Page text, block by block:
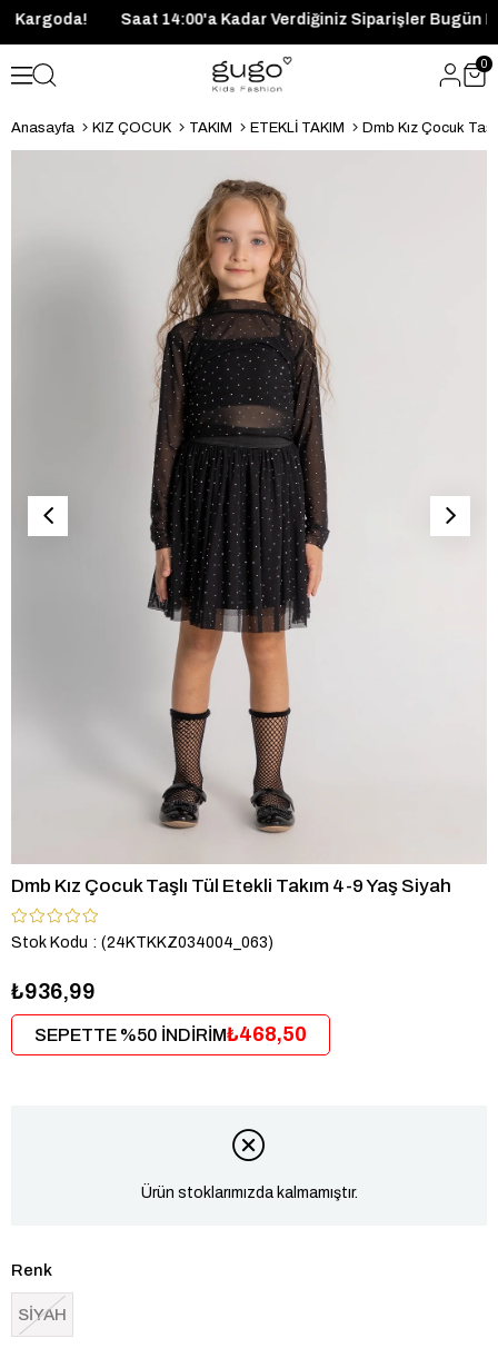
Kargoda! Saat 14:00'a Kadar Verdiğiniz Siparişler
0
Anasayfa KIZ ÇOCUK TAKIM ETEKLİ TAKIM Dmb Kız Çocuk
Dmb Kız Çocuk Taşlı Tül Etekli Takım 4-9 Yaş Siyah
Stok Kodu (24KTKKZ034004_063)
₺936,99
SEPETTE %50 İNDİRİM₺468,50
Ürün stoklarımızda kalmamıştır.
Renk
SİYAH